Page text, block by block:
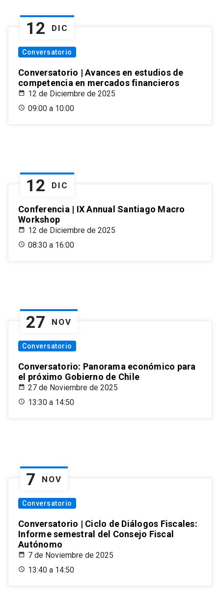
12 DIC
Conversatorio
Conversatorio | Avances en estudios de
competencia en mercados financieros
12 de Diciembre de 2025
09:00 a 10:00
12 DIC
Conferencia | IX Annual Santiago Macro
Workshop
12 de Diciembre de 2025
08:30 a 16:00
27 NOV
Conversatorio
Conversatorio: Panorama económico para
el próximo Gobierno de Chile
27 de Noviembre de 2025
13:30 a 14:50
7 NOV
Conversatorio
Conversatorio | Ciclo de Diálogos Fiscales:
Informe semestral del Consejo Fiscal
Autónomo
7 de Noviembre de 2025
13:40 a 14:50